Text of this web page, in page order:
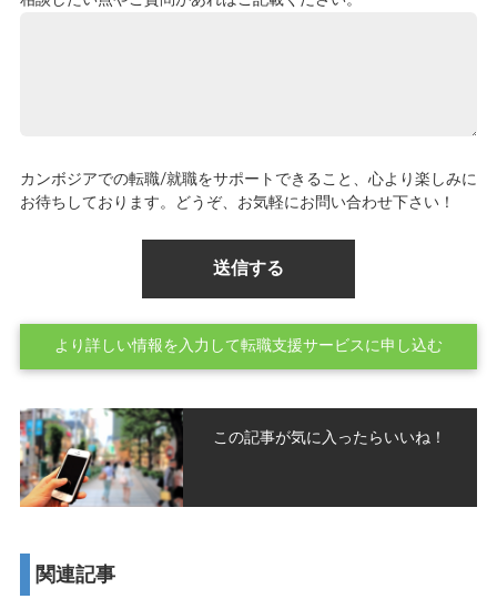
カンボジアでの転職/就職をサポートできること、心より楽しみに
お待ちしております。どうぞ、お気軽にお問い合わせ下さい！
より詳しい情報を入力して転職支援サービスに申し込む
この記事が気に入ったらいいね！
関連記事